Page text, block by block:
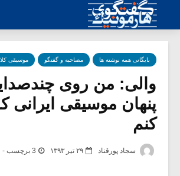
بایگانی همه نوشته ها مصاحبه و گفتگو موسیقی
والی: من روی
پنهان موسیقی ایرانی
کنم
سجاد پورقناد ۲۹ تیر ۱۳۹۳ 3 برچسب -